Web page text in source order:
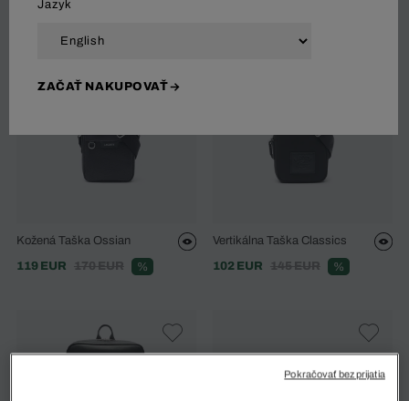
Kožená Taška Ossian
119 EUR
170 EUR %
Vertikálna Taška Classics
102 EUR
145 EUR %
Jazyk
ZAČAŤ NAKUPOVAŤ
Pokračovať bez prijatia